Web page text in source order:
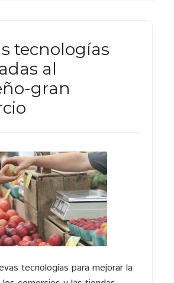
tecnologías
al
gran
tecnologías para mejorar la